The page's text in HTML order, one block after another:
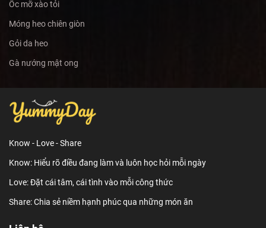
Ốc mỡ xào tỏi
Móng heo chiên giòn
Gỏi da heo
Gà nướng mật ong
Know - Love - Share
Know: Hiểu rõ điều đang làm và luôn học hỏi mỗi ngày
Love: Đặt cái tâm, cái tình vào mỗi công thức
Share: Chia sẻ niềm hạnh phúc qua những món ăn